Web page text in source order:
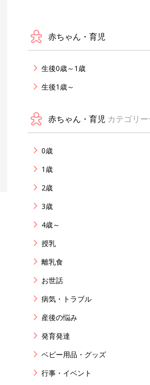
赤ちゃん・育児
生後0歳～1歳
生後1歳～
赤ちゃん・育児 カテゴリ
0歳
1歳
2歳
3歳
4歳～
授乳
離乳食
お世話
病気・トラブル
産後の悩み
発育発達
ベビー用品・グッズ
行事・イベント